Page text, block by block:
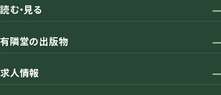
読む・見る
有隣堂の出版物
求人情報